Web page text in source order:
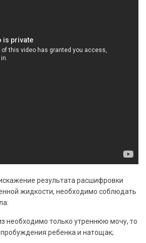
результата расшифровки
жидкости, необходимо соблюдать
необходимо только утреннюю мочу, то
пробуждения ребенка и натощак;